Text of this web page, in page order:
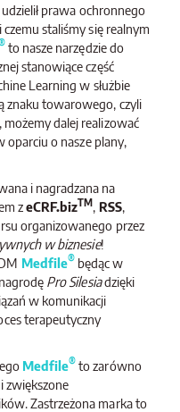
sondaż dla portalu
t...
serwis o leczeniu
rozszerza ekosystem
leczenia otyłości....
prawa ochronnego
czemu staliśmy się realnym
to nasze narzędzie do
stanowiące część
Learning w służbie
znaku towarowego, czyli
dalej realizować
oparciu o nasze plany,
i nagradzana na
zeCRF.bizTM, RSS,
organizowanego przez
w biznesie!
Medfile® będąc w
Pro Silesiadzięki
w komunikacji
terapeutyczny
Medfile® to zarówno
zwiększone
Zastrzeżona marka to